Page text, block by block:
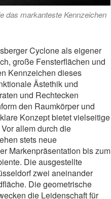
das markanteste Kennzeichen
Cyclone als eigener
große Fensterflächen und
Kennzeichen dieses
Ästethik und
und Rechtecken
den Raumkörper und
Konzept bietet vielseitige
allem durch die
stets neue
Markenpräsentation bis zum
Die ausgestellte
zwei aneinander
Die geometrische
die Leidenschaft für